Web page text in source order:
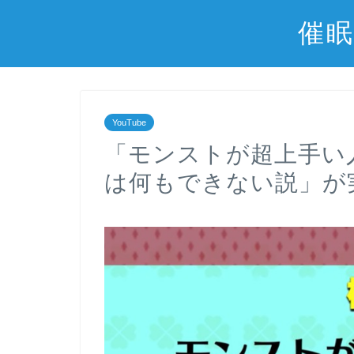
催
YouTube
「モンストが超上手
は何もできない説」